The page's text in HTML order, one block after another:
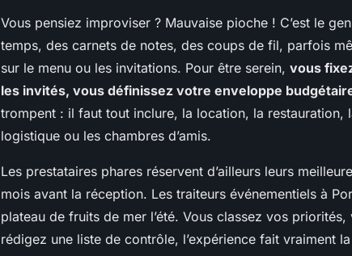
Vous pensiez improviser ? Mauvaise pioche ! C’est le
temps, des carnets de notes, des coups de fil, parfois
sur le menu ou les invitations. Pour être serein, vous
les invités, vous définissez votre enveloppe
trompent : il faut tout inclure, la location, la restauration,
logistique ou les chambres d’amis.
Les prestataires phares réservent d’ailleurs leurs
mois avant la réception. Les traiteurs événementiels à
plateau de fruits de mer l’été. Vous classez vos
rédigez une liste de contrôle, l’expérience fait vraiment